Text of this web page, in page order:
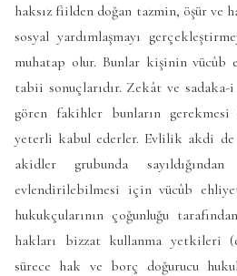
haksız fiilden doğan tazmin, öşür ve
sosyal yardımlaşmayı
muhatap olur. Bunlar kişinin vücûb
tabii sonuçlarıdır. Zekât ve sadaka-i
gören fakihler bunların
yeterli kabul ederler. Evlilik akdi
akidler grubunda
evlendirilebilmesi için vücûb
hukukçularının çoğunluğu
hakları bizzat kullanma yetkileri
sürece hak ve borç doğurucu